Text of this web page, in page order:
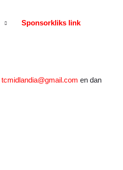
Sponsorkliks link
tcmidlandia@gmail.com en dan